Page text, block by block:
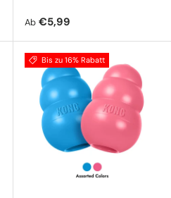
Normaler Preis
Ab €5,99
Bis zu 16% Rabatt